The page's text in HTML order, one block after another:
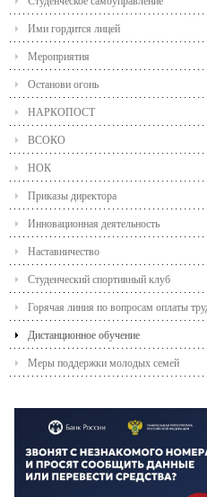
Ими гордится лицей
Мероприятия
Останови огонь
НАРКОПОСТ
ВСОКО
НОК
Приказы директора
Инновационная деятельность
Наставничество
Студенческий спортивный клуб
Горячая линия по вопросам оплаты
Дистанционное обучение
Меры поддержки молодых семей